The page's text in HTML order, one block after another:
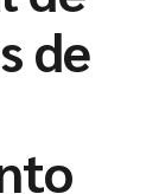
de